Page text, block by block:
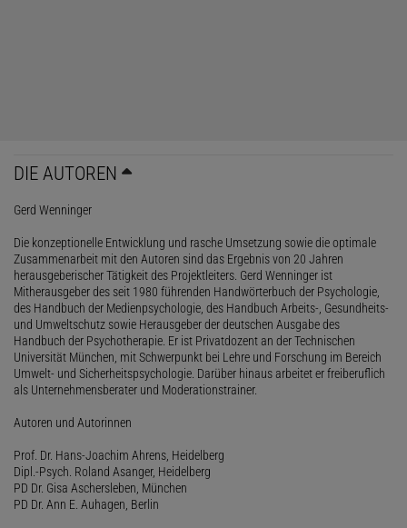
DIE AUTOREN
Gerd Wenninger
Die konzeptionelle Entwicklung und rasche Umsetzung sowie die optimale
Zusammenarbeit mit den Autoren sind das Ergebnis von 20 Jahren
herausgeberischer Tätigkeit des Projektleiters. Gerd Wenninger ist
Mitherausgeber des seit 1980 führenden Handwörterbuch der Psychologie,
des Handbuch der Medienpsychologie, des Handbuch Arbeits-, Gesundheits-
und Umweltschutz sowie Herausgeber der deutschen Ausgabe des
Handbuch der Psychotherapie. Er ist Privatdozent an der Technischen
Universität München, mit Schwerpunkt bei Lehre und Forschung im Bereich
Umwelt- und Sicherheitspsychologie. Darüber hinaus arbeitet er freiberuflich
als Unternehmensberater und Moderationstrainer.
Autoren und Autorinnen
Prof. Dr. Hans-Joachim Ahrens, Heidelberg
Dipl.-Psych. Roland Asanger, Heidelberg
PD Dr. Gisa Aschersleben, München
PD Dr. Ann E. Auhagen, Berlin